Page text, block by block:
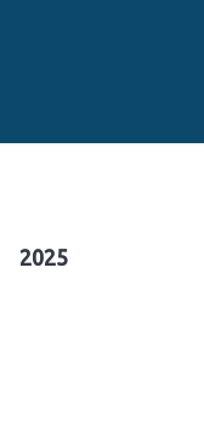
2025